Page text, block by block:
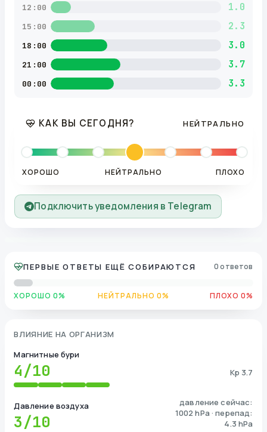
12:00 1.0
15:00 2.3
18:00 3.0
21:00 3.7
00:00 3.3
КАК ВЫ СЕГОДНЯ? НЕЙТРАЛЬНО
ХОРОШО НЕЙТРАЛЬНО ПЛОХО
Подключить уведомления в Telegram
ПЕРВЫЕ ОТВЕТЫ ЕЩЁ СОБИРАЮТСЯ 0 ответов
ХОРОШО 0% НЕЙТРАЛЬНО 0% ПЛОХО 0%
ВЛИЯНИЕ НА ОРГАНИЗМ
Магнитные бури
4/10 Kp 3.7
Давление воздуха
3/10
давление сейчас:
1002 hPa · перепад:
4.3 hPa